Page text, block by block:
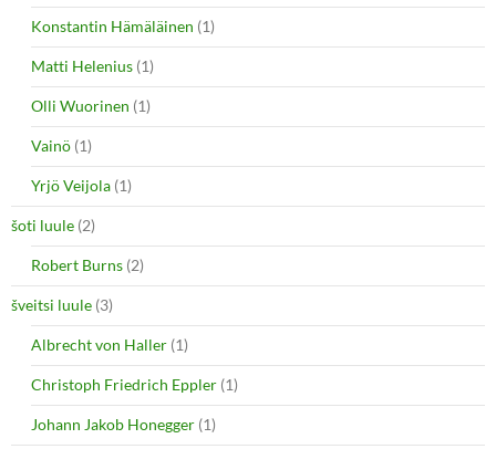
Konstantin Hämäläinen (1)
Matti Helenius (1)
Olli Wuorinen (1)
Vainö (1)
Yrjö Veijola (1)
šoti luule (2)
Robert Burns (2)
šveitsi luule (3)
Albrecht von Haller (1)
Christoph Friedrich Eppler (1)
Johann Jakob Honegger (1)